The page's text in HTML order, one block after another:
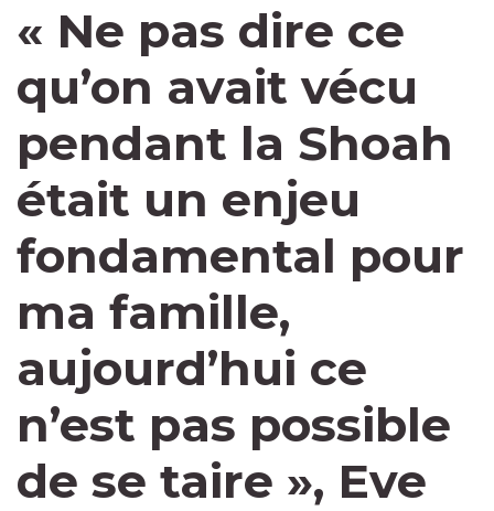
« Ne pas dire ce
qu’on avait vécu
pendant la Shoah
était un enjeu
fondamental pour
ma famille,
aujourd’hui ce
n’est pas possible
de se taire », Eve